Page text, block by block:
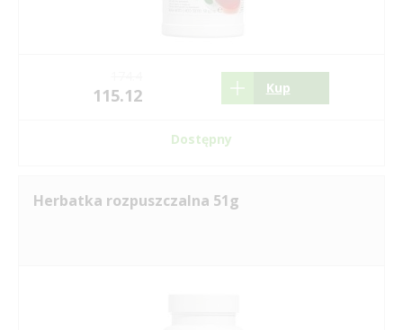
115.12 Kup
Dostępny
Herbatka rozpuszczalna 51g